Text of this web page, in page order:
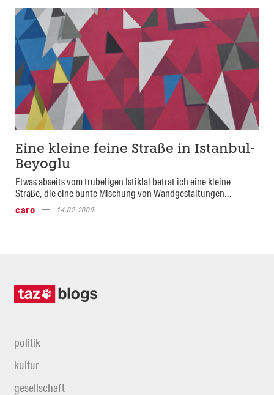
Eine kleine feine Straße in Istanbul-
Beyoglu
Etwas abseits vom trubeligen Istiklal betrat ich eine kleine
Straße, die eine bunte Mischung von Wandgestaltungen...
caro
14.02.2009
politik
kultur
gesellschaft